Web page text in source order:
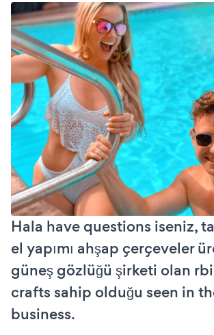
Hala have questions iseniz,
el yapımı ahşap çerçeveler
güneş gözlüğü şirketi olan
crafts sahip olduğu seen in
business.